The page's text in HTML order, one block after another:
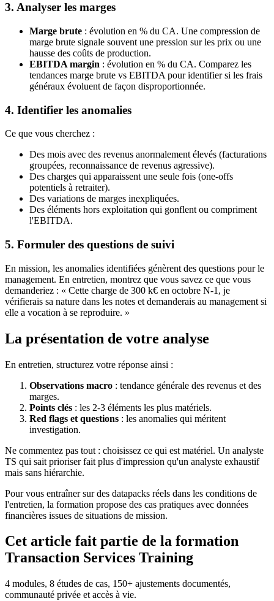
3. Analyser les marges
Marge brute : évolution en % du CA. Une compression de
marge brute signale souvent une pression sur les prix ou une
hausse des coûts de production.
EBITDA margin : évolution en % du CA. Comparez les
tendances marge brute vs EBITDA pour identifier si les frais
généraux évoluent de façon disproportionnée.
4. Identifier les anomalies
Ce que vous cherchez :
Des mois avec des revenus anormalement élevés (facturations
groupées, reconnaissance de revenus agressive).
Des charges qui apparaissent une seule fois (one-offs
potentiels à retraiter).
Des variations de marges inexpliquées.
Des éléments hors exploitation qui gonflent ou compriment
l'EBITDA.
5. Formuler des questions de suivi
En mission, les anomalies identifiées génèrent des questions pour le
management. En entretien, montrez que vous savez ce que vous
demanderiez : « Cette charge de 300 k€ en octobre N-1, je
vérifierais sa nature dans les notes et demanderais au management si
elle a vocation à se reproduire. »
La présentation de votre analyse
En entretien, structurez votre réponse ainsi :
Observations macro : tendance générale des revenus et des
marges.
Points clés : les 2-3 éléments les plus matériels.
Red flags et questions : les anomalies qui méritent
investigation.
Ne commentez pas tout : choisissez ce qui est matériel. Un analyste
TS qui sait prioriser fait plus d'impression qu'un analyste exhaustif
mais sans hiérarchie.
Pour vous entraîner sur des datapacks réels dans les conditions de
l'entretien, la formation propose des cas pratiques avec données
financières issues de situations de mission.
Cet article fait partie de la formation
Transaction Services Training
4 modules, 8 études de cas, 150+ ajustements documentés,
communauté privée et accès à vie.